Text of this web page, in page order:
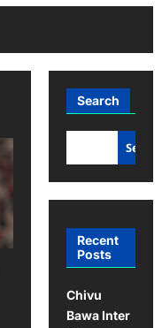
Search
Recent
Posts
Chivu
Bawa Inter